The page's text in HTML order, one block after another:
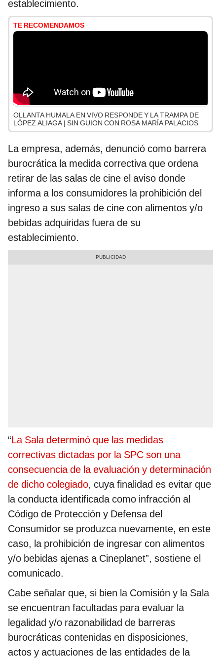
establecimiento.
TE RECOMENDAMOS
OLLANTA HUMALA EN VIVO RESPONDE Y LA TRAMPA DE
LÓPEZ ALIAGA | SIN GUION CON ROSA MARÍA PALACIOS
La empresa, además, denunció como barrera
burocrática la medida correctiva que ordena
retirar de las salas de cine el aviso donde
informa a los consumidores la prohibición del
ingreso a sus salas de cine con alimentos y/o
bebidas adquiridas fuera de su
establecimiento.
“La Sala determinó que las medidas
correctivas dictadas por la SPC son una
consecuencia de la evaluación y determinación
de dicho colegiado, cuya finalidad es evitar que
la conducta identificada como infracción al
Código de Protección y Defensa del
Consumidor se produzca nuevamente, en este
caso, la prohibición de ingresar con alimentos
y/o bebidas ajenas a Cineplanet”, sostiene el
comunicado.
Cabe señalar que, si bien la Comisión y la Sala
se encuentran facultadas para evaluar la
legalidad y/o razonabilidad de barreras
burocráticas contenidas en disposiciones,
actos y actuaciones de las entidades de la